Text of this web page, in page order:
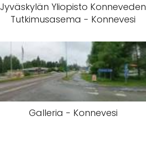
Jyväskylän Yliopisto Konneveden
Tutkimusasema - Konnevesi
Galleria - Konnevesi